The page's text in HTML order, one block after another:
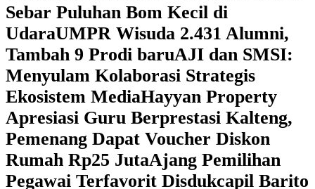
Sebar Puluhan Bom Kecil di
UdaraUMPR Wisuda 2.431 Alumni,
Tambah 9 Prodi baruAJI dan SMSI:
Menyulam Kolaborasi Strategis
Ekosistem MediaHayyan Property
Apresiasi Guru Berprestasi Kalteng,
Pemenang Dapat Voucher Diskon
Rumah Rp25 JutaAjang Pemilihan
Pegawai Terfavorit Disdukcapil Barito